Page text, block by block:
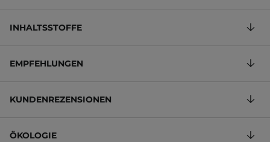
INHALTSSTOFFE
EMPFEHLUNGEN
KUNDENREZENSIONEN
ÖKOLOGIE